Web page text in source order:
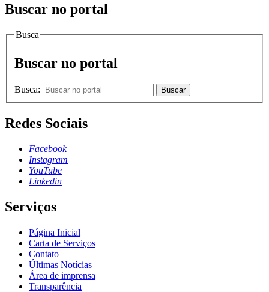
Buscar no portal
Busca
Buscar no portal
Busca: Buscar
Redes Sociais
Facebook
Instagram
YouTube
Linkedin
Serviços
Página Inicial
Carta de Serviços
Contato
Últimas Notícias
Área de imprensa
Transparência